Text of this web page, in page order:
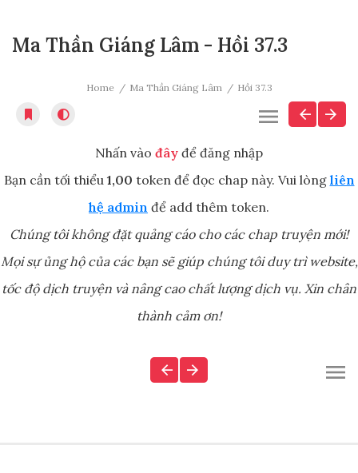
Ma Thần Giáng Lâm - Hồi 37.3
Home Ma Thần Giáng Lâm Hồi 37.3
Nhấn vào đây để đăng nhập
Bạn cần tối thiểu 1,00 token để đọc chap này. Vui lòng liên
hệ admin để add thêm token.
Chúng tôi không đặt quảng cáo cho các chap truyện mới!
Mọi sự ủng hộ của các bạn sẽ giúp chúng tôi duy trì website,
tốc độ dịch truyện và nâng cao chất lượng dịch vụ. Xin chân
thành cảm ơn!